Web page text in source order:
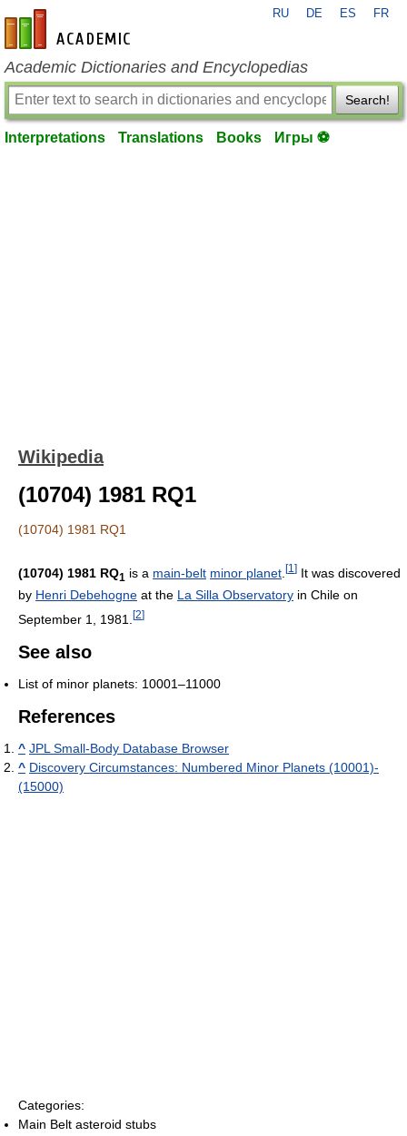
en-academic.com
RU DE ES FR
Academic Dictionaries and Encyclopedias
Search!
Interpretations Translations Books Игры ⚽
Wikipedia
(10704) 1981 RQ1
(10704) 1981 RQ1
(10704) 1981 RQ1 is a main-belt minor planet [1 ] It was discovered
by Henri Debehogne at the La Silla Observatory in Chile on
September 1, 1981.
[2]
See also
List of minor planets: 10001–11000
References
^ JPL Small-Body Database Browser
^ Discovery Circumstances: Numbered Minor Planets (10001)-
(15000)
Categories:
Main Belt asteroid stubs